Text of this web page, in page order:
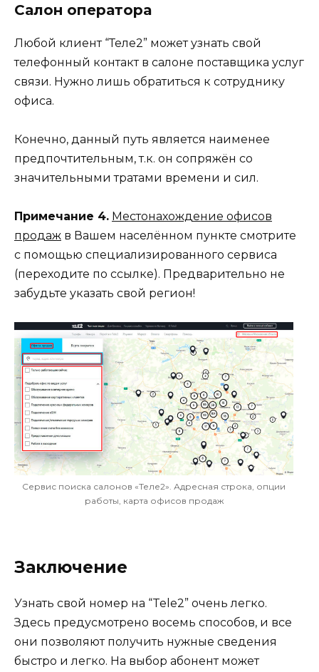
Салон оператора
Любой клиент “Теле2” может узнать свой
телефонный контакт в салоне поставщика услуг
связи. Нужно лишь обратиться к сотруднику
офиса.
Конечно, данный путь является наименее
предпочтительным, т.к. он сопряжён со
значительными тратами времени и сил.
Примечание 4. Местонахождение офисов
продаж в Вашем населённом пункте смотрите
с помощью специализированного сервиса
(переходите по ссылке). Предварительно не
забудьте указать свой регион!
Сервис поиска салонов «Теле2». Адресная строка, опции
работы, карта офисов продаж
Заключение
Узнать свой номер на “Tele2” очень легко.
Здесь предусмотрено восемь способов, и все
они позволяют получить нужные сведения
быстро и легко. На выбор абонент может